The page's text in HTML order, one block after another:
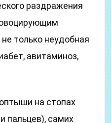
раздражения
только неудобная
авитаминоз,
на стопах
пальцев), самих